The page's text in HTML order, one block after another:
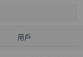
用戶